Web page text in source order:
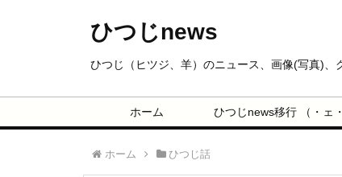
ひつじnews
ひつじ（ヒツジ、羊）のニュース、画像(写真)、
ホーム ひつじnews移行 （・ェ
ホーム ひつじ話